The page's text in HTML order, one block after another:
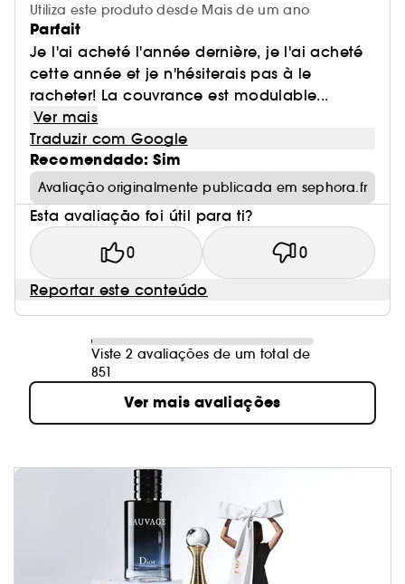
Utiliza este produto desde Mais de um ano
Parfait
Je l'ai acheté l'année dernière, je l'ai acheté
cette année et je n'hésiterais pas à le
racheter! La couvrance est modulable...
Ver mais
Traduzir com Google
Recomendado: Sim
Avaliação originalmente publicada em sephora.fr
Esta avaliação foi útil para ti?
0 0
Reportar este conteúdo
Viste 2 avaliações de um total de
851
Ver mais avaliações